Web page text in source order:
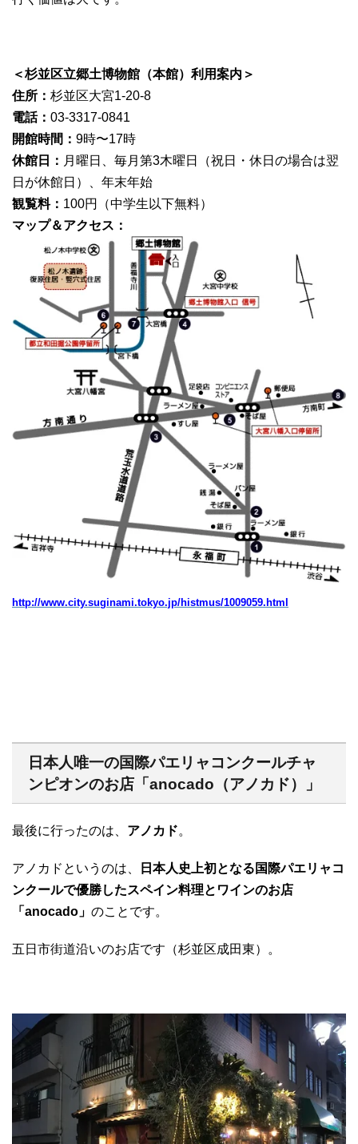
＜杉並区立郷土博物館（本館）利用案内＞
住所： 杉並区大宮1-20-8
電話： 03-3317-0841
開館時間： 9時〜17時
休館日： 月曜日、毎月第3木曜日（祝日・休日の場合は翌
日が休館日）、年末年始
観覧料： 100円（中学生以下無料）
マップ＆アクセス：
http://www.city.suginami.tokyo.jp/histmus/1009059.html
日本人唯一の国際パエリャコンクールチャ
ンピオンのお店「anocado（アノカド）」
最後に行ったのは、 アノカド。
アノカドというのは、
日本人史上初となる国際パエリャコ
ンクールで優勝したスペイン料理とワインのお店
「anocado」 のことです。
五日市街道沿いのお店です（杉並区成田東）。